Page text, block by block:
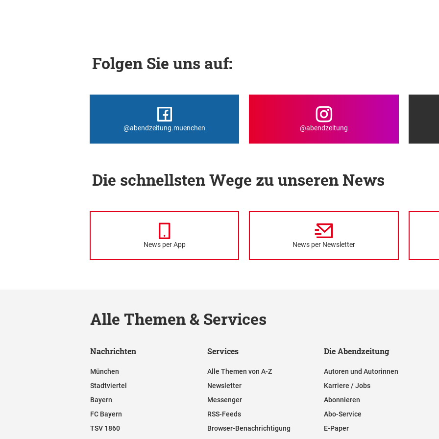
Folgen Sie uns auf:
@abendzeitung.muenchen @abendzeitung
Die schnellsten Wege zu unseren News
News per App News per Newsletter
Alle Themen & Services
Nachrichten
München
Stadtviertel
Bayern
FC Bayern
TSV 1860
Services
Alle Themen von A-Z
Newsletter
Messenger
RSS-Feeds
Browser-Benachrichtigung
Die Abendzeitung
Autoren und Autorinnen
Karriere / Jobs
Abonnieren
Abo-Service
E-Paper